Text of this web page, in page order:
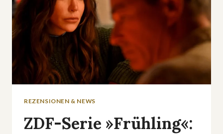
REZENSIONEN & NEWS
ZDF-Serie »Frühling«: